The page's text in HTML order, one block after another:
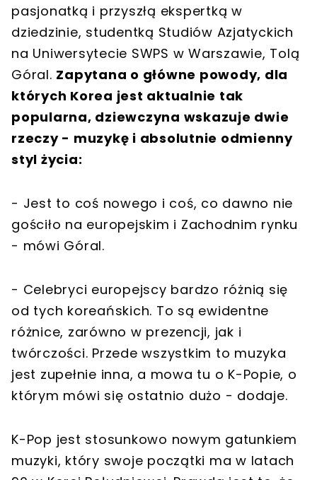
pasjonatką i przyszłą ekspertką w
dziedzinie, studentką Studiów Azjatyckich
na Uniwersytecie SWPS w Warszawie, Tolą
Góral. Zapytana o główne powody, dla
których Korea jest aktualnie tak
popularna, dziewczyna wskazuje dwie
rzeczy - muzykę i absolutnie odmienny
styl życia:
- Jest to coś nowego i coś, co dawno nie
gościło na europejskim i Zachodnim rynku
- mówi Góral.
- Celebryci europejscy bardzo różnią się
od tych koreańskich. To są ewidentne
różnice, zarówno w prezencji, jak i
twórczości. Przede wszystkim to muzyka
jest zupełnie inna, a mowa tu o K-Popie, o
którym mówi się ostatnio dużo - dodaje.
K-Pop jest stosunkowo nowym gatunkiem
muzyki, który swoje początki ma w latach